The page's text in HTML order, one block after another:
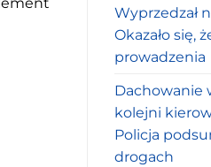
Wyprzedzał
Okazało się,
prowadzenia
Dachowanie
kolejni
Policja
drogach